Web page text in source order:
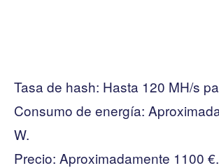
Tasa de hash: Hasta 120 MH/s
Consumo de energía:
W.
Precio: Aproximadamente 1100 €.